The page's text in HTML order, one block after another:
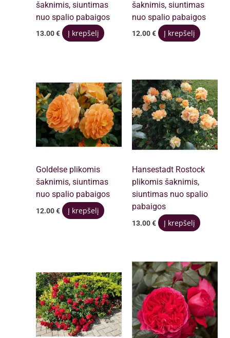
šaknimis, siuntimas
nuo spalio pabaigos
13.00€ Į krepšelį
šaknimis, siuntimas
nuo spalio pabaigos
12.00€ Į krepšelį
Goldelse plikomis
šaknimis, siuntimas
nuo spalio pabaigos
12.00€ Į krepšelį
Hansestadt Rostock
plikomis šaknimis,
siuntimas nuo spalio
pabaigos
13.00€ Į krepšelį